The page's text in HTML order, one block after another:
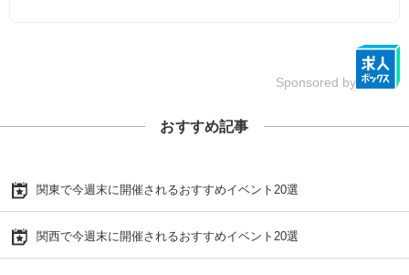
Sponsored by
おすすめ記事
関東で今週末に開催されるおすすめイベント20選
関西で今週末に開催されるおすすめイベント20選